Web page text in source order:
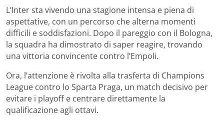
L’Inter sta vivendo una stagione intensa e piena di
aspettative, con un percorso che alterna momenti
difficili e soddisfazioni. Dopo il pareggio con il Bologna,
la squadra ha dimostrato di saper reagire, trovando
una vittoria convincente contro l’Empoli.
Ora, l’attenzione è rivolta alla trasferta di Champions
League contro lo Sparta Praga, un match decisivo per
evitare i playoff e centrare direttamente la
qualificazione agli ottavi.